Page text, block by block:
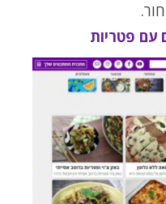
עם פטריות